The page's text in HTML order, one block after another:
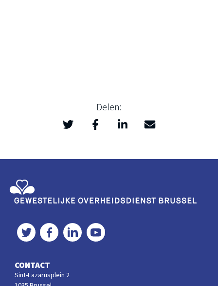
Delen:
Twitter
>FacebookLinkedInMail
Twitter FacebookLinkedInYouTube
CONTACT
Sint-Lazarusplein 2